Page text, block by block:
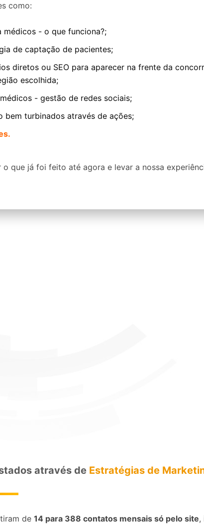
como:
médicos - o que funciona?;
de captação de pacientes;
diretos ou SEO para aparecer na frente da
escolhida;
- gestão de redes sociais;
bem turbinados através de ações;
o que já foi feito até agora e levar a nossa
através de Estratégias de
de 14 para 388 contatos mensais só pelo site,